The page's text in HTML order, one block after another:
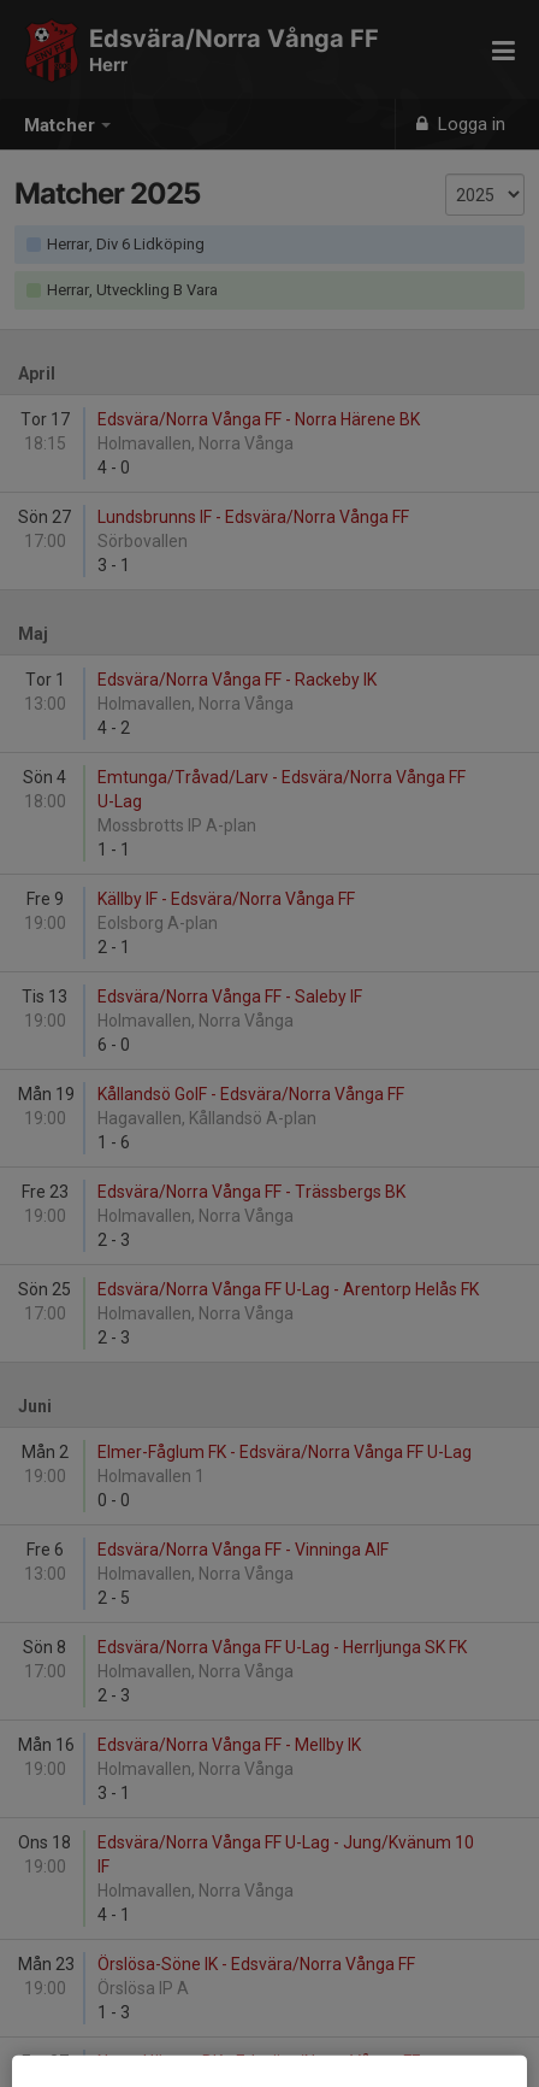
Matcher Logga in
Edsvära/Norra Vånga FF
Herr
Matcher 2025
Herrar, Div 6 Lidköping
Herrar, Utveckling B Vara
April
Tor 17
18:15
Edsvära/Norra Vånga FF - Norra Härene BK
Holmavallen, Norra Vånga
4 - 0
Sön 27
17:00
Lundsbrunns IF - Edsvära/Norra Vånga FF
Sörbovallen
3 - 1
Maj
Tor 1
13:00
Edsvära/Norra Vånga FF - Rackeby IK
Holmavallen, Norra Vånga
4 - 2
Sön 4
18:00
Emtunga/Tråvad/Larv - Edsvära/Norra Vånga FF
U-Lag
Mossbrotts IP A-plan
1 - 1
Fre 9
19:00
Källby IF - Edsvära/Norra Vånga FF
Eolsborg A-plan
2 - 1
Tis 13
19:00
Edsvära/Norra Vånga FF - Saleby IF
Holmavallen, Norra Vånga
6 - 0
Mån 19
19:00
Kållandsö GoIF - Edsvära/Norra Vånga FF
Hagavallen, Kållandsö A-plan
1 - 6
Fre 23
19:00
Edsvära/Norra Vånga FF - Trässbergs BK
Holmavallen, Norra Vånga
2 - 3
Sön 25
17:00
Edsvära/Norra Vånga FF U-Lag - Arentorp Helås FK
Holmavallen, Norra Vånga
2 - 3
Juni
Mån 2
19:00
Elmer-Fåglum FK - Edsvära/Norra Vånga FF U-Lag
Holmavallen 1
0 - 0
Fre 6
13:00
Edsvära/Norra Vånga FF - Vinninga AIF
Holmavallen, Norra Vånga
2 - 5
Sön 8
17:00
Edsvära/Norra Vånga FF U-Lag - Herrljunga SK FK
Holmavallen, Norra Vånga
2 - 3
Mån 16
19:00
Edsvära/Norra Vånga FF - Mellby IK
Holmavallen, Norra Vånga
3 - 1
Ons 18
19:00
Edsvära/Norra Vånga FF U-Lag - Jung/Kvänum 10
IF
Holmavallen, Norra Vånga
4 - 1
Mån 23
19:00
Örslösa-Söne IK - Edsvära/Norra Vånga FF
Örslösa IP A
1 - 3
Fre 27
Norra Härene BK - Edsvära/Norra Vånga FF